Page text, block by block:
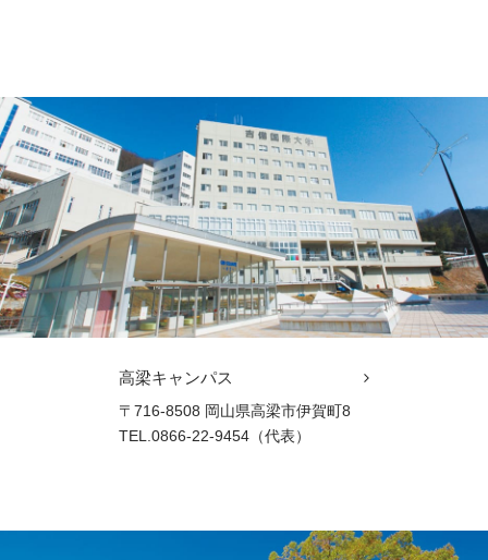
高梁キャンパス
〒716-8508 岡山県高梁市伊賀町8
TEL.0866-22-9454（代表）